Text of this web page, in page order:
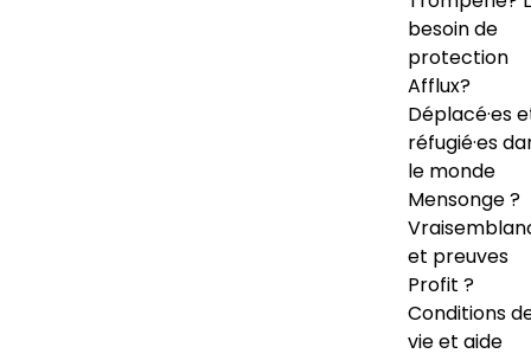
besoin de
protection
Afflux?
Déplacé·es
réfugié·es
le monde
Mensonge ?
et preuves
Profit ?
Conditions
vie et aide